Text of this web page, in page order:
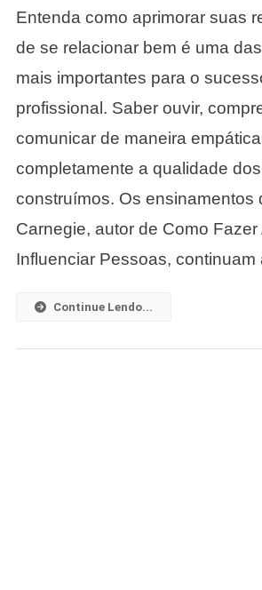
Aprimorar
Suas
Aplicando
De
Carnegie
No
Dia
Dia.
Entenda como aprimorar suas
de se relacionar bem é uma
mais importantes para o
profissional. Saber ouvir,
comunicar de maneira
completamente a qualidade
construímos. Os ensinamentos
Carnegie, autor de Como Fazer
Influenciar Pessoas,
Continue Lendo...